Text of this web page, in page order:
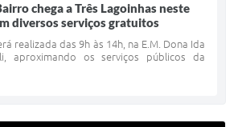
chega a Três Lagoinhas neste
diversos serviços gratuitos
realizada das 9h às 14h, na E.M. Dona Ida
aproximando os serviços públicos da